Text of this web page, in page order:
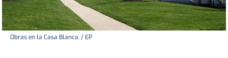
Obras en la Casa Blanca. / EP